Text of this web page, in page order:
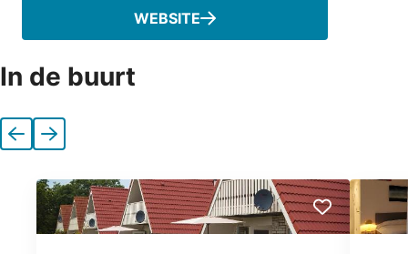
WEBSITE
In de buurt
VorigeVolgende